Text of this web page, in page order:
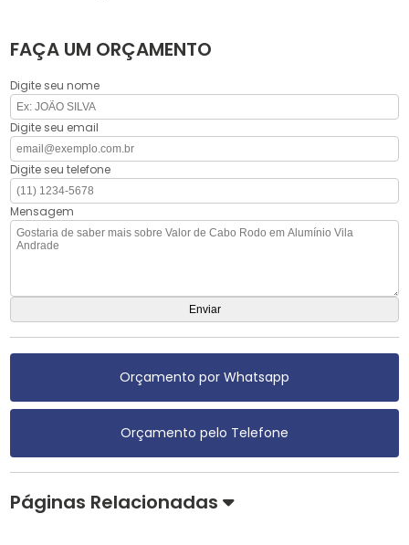
FAÇA UM ORÇAMENTO
Digite seu nome
Digite seu email
Digite seu telefone
Mensagem
Orçamento por Whatsapp
Orçamento pelo Telefone
Páginas Relacionadas